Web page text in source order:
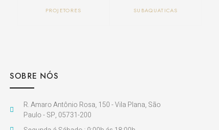
PROJETORES SUBAQUATICAS
SOBRE NÓS
R. Amaro Antônio Rosa, 150 - Vila Plana, São
Paulo - SP, 05731-200